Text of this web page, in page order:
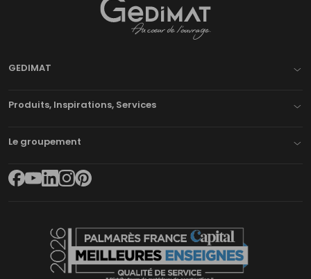
GEDIMAT
Produits, Inspirations, Services
Le groupement